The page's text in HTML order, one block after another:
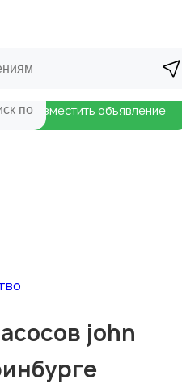
Разместить объявление
john